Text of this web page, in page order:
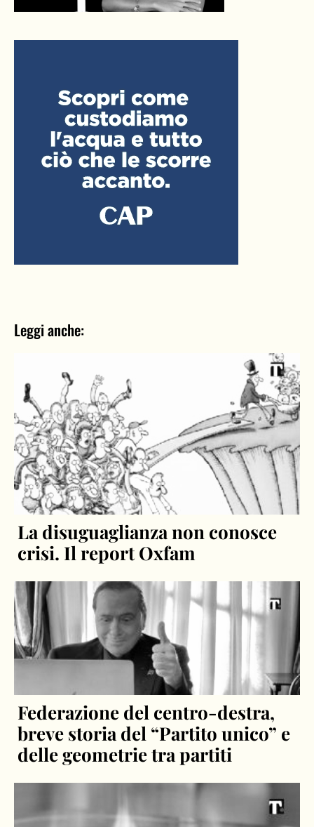
Leggi anche:
La disuguaglianza non conosce
crisi. Il report Oxfam
Federazione del centro-destra,
breve storia del “Partito unico” e
delle geometrie tra partiti